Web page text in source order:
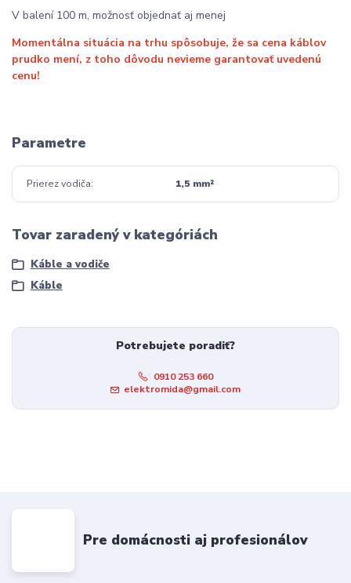
V balení 100 m, možnosť objednať aj menej
Momentálna situácia na trhu spôsobuje, že sa cena káblov
prudko mení, z toho dôvodu nevieme garantovať uvedenú
cenu!
Parametre
Prierez vodiča 1,5 mm²
Tovar zaradený v kategóriách
Káble a vodiče
Káble
Potrebujete poradiť?
0910 253 660
elektromida@gmail.com
Pre domácnosti aj profesionálov